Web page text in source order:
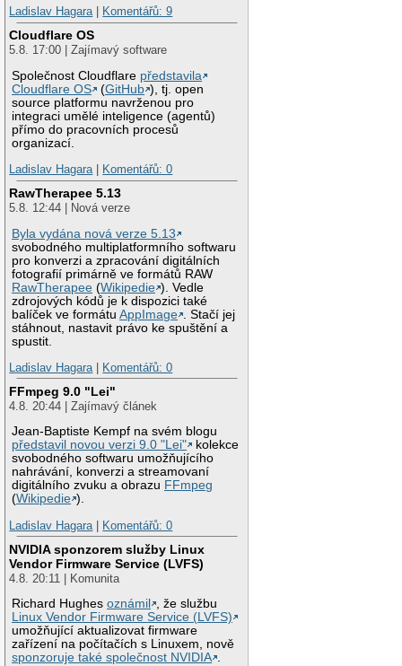
Ladislav Hagara| Komentářů: 9
Cloudflare OS
5.8. 17:00 | Zajímavý software
Společnost Cloudflare představila
Cloudflare OS
(GitHub ), tj. open
source platformu navrženou pro
integraci umělé inteligence (agentů)
přímo do pracovních procesů
organizací.
Ladislav Hagara| Komentářů: 0
RawTherapee 5.13
5.8. 12:44 | Nová verze
Byla vydána nová verze 5.13
svobodného multiplatformního softwaru
pro konverzi a zpracování digitálních
fotografií primárně ve formátů RAW
RawTherapee (Wikipedie ). Vedle
zdrojových kódů je k dispozici také
balíček ve formátuAppImage
. Stačí jej
stáhnout, nastavit právo ke spuštění a
spustit.
Ladislav Hagara| Komentářů: 0
FFmpeg 9.0 "Lei"
4.8. 20:44 | Zajímavý článek
Jean-Baptiste Kempf na svém blogu
představil novou verzi 9.0 "Lei"
kolekce
svobodného softwaru umožňujícího
nahrávání, konverzi a streamovaní
digitálního zvuku a obrazu FFmpeg
(Wikipedie ).
Ladislav Hagara| Komentářů: 0
NVIDIA sponzorem služby Linux
Vendor Firmware Service (LVFS)
4.8. 20:11 | Komunita
Richard Hughesoznámil
, že službu
Linux Vendor Firmware Service (LVFS)
umožňující aktualizovat firmware
zařízení na počítačích s Linuxem, nově
sponzoruje také společnost NVIDIA .